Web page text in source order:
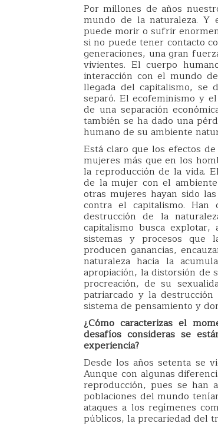
Por millones de años
mundo de la naturaleza. Y
puede morir o sufrir
si no puede tener contacto
generaciones, una gran
vivientes. El cuerpo
interacción con el mundo
llegada del capitalismo, se
separó. El ecofeminismo y
de una separación
también se ha dado una
humano de su ambiente
Está claro que los efectos
mujeres más que en los
la reproducción de la vida.
de la mujer con el
otras mujeres hayan sido
contra el capitalismo. Han
destrucción de la
capitalismo busca
sistemas y procesos que
producen ganancias,
naturaleza hacia la
apropiación, la distorsión de
procreación, de su
patriarcado y la
sistema de pensamiento y
¿Cómo caracterizas el
desafíos consideras se
experiencia?
Desde los años setenta se
Aunque con algunas
reproducción, pues se han
poblaciones del mundo
ataques a los regímenes
públicos, la precariedad del